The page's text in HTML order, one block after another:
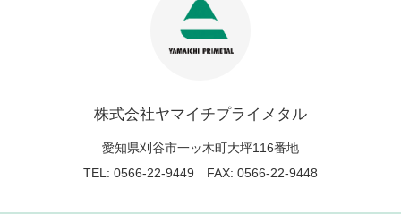
株式会社ヤマイチプライメタル
愛知県刈谷市一ッ木町大坪116番地
TEL: 0566-22-9449 FAX: 0566-22-9448